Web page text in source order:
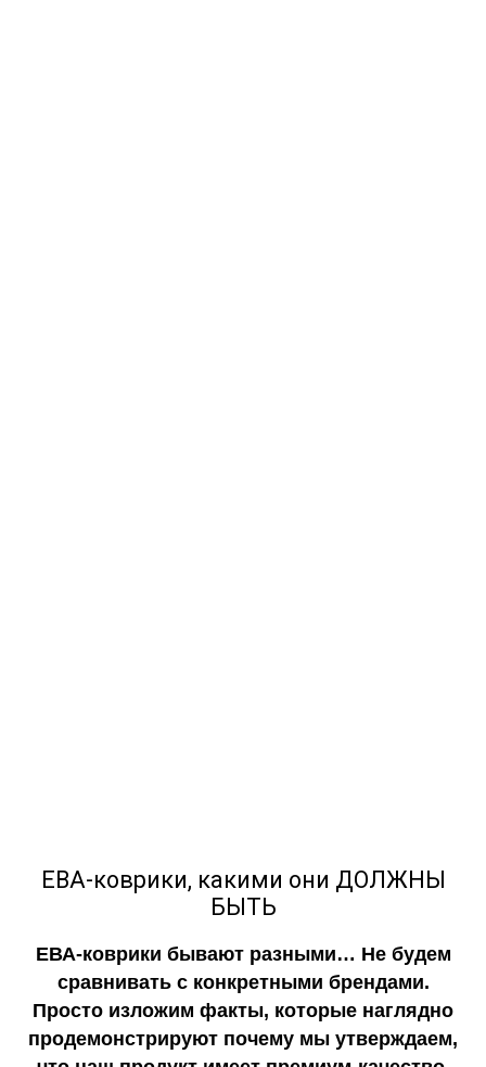
ЕВА-коврики, какими они ДОЛЖНЫ
БЫТЬ
ЕВА-коврики бывают разными… Не будем
сравнивать с конкретными брендами.
Просто изложим факты, которые наглядно
продемонстрируют почему мы утверждаем,